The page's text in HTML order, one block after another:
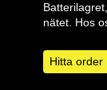
nätet. Hos
Hitta order